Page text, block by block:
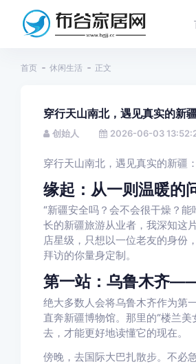
首页 休闲生活 正文
穿行天山南北，遇见真实的新
创始人 2026-06-03
穿行天山南北，遇见真实的新疆
缘起：从一则温暖的
“新疆安全吗？会不会很干燥？
长的新疆旅游从业者，我深知这
店星级，只想以一位老友的身份
拜访的你量身定制。
第一站：乌鲁木齐
绝大多数人会将乌鲁木齐作为第
直奔新疆博物馆。那里的“楼兰
去，才能更好地读懂它的现在。
傍晚，去国际大巴扎散步。不必